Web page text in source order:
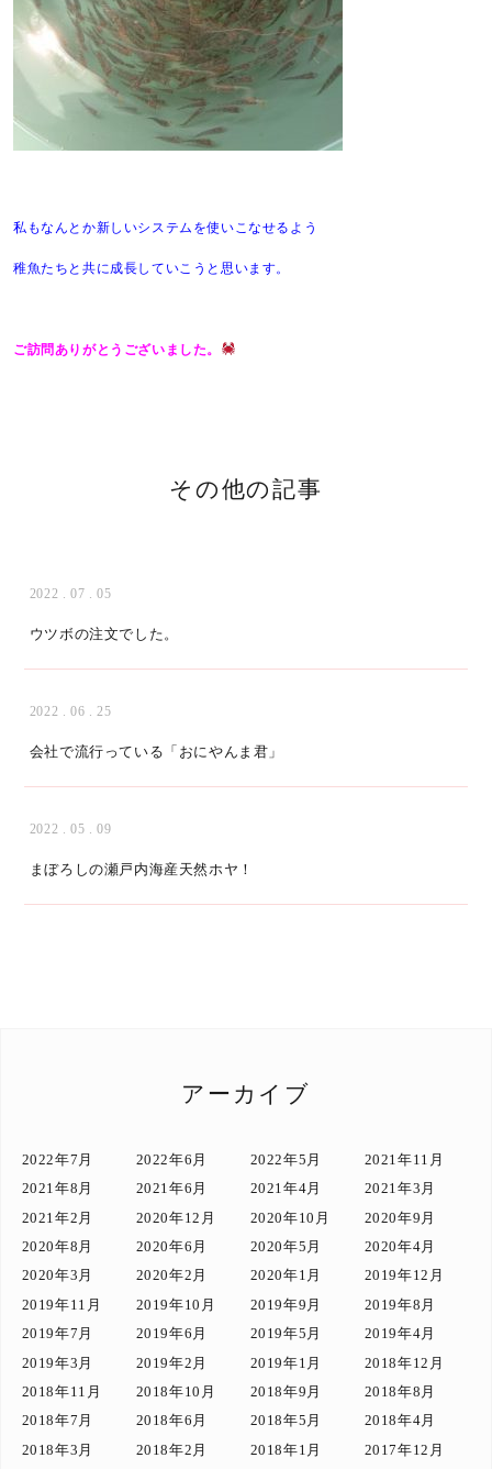
私もなんとか新しいシステムを使いこなせるよう
稚魚たちと共に成長していこうと思います。
ご訪問ありがとうございました。
その他の記事
2022 . 07 . 05
ウツボの注文でした。
2022 . 06 . 25
会社で流行っている「おにやんま君」
2022 . 05 . 09
まぼろしの瀬戸内海産天然ホヤ！
アーカイブ
2022年7月 2022年6月 2022年5月
2021年11月
2021年8月
2021年6月 2021年4月
2021年3月
2021年2月
2020年12月 2020年10月
2020年9月
2020年8月
2020年6月 2020年5月
2020年4月
2020年3月
2020年2月 2020年1月
2019年12月
2019年11月
2019年10月 2019年9月
2019年8月
2019年7月
2019年6月 2019年5月
2019年4月
2019年3月
2019年2月 2019年1月
2018年12月
2018年11月
2018年10月 2018年9月
2018年8月
2018年7月
2018年6月 2018年5月
2018年4月
2018年3月
2018年2月 2018年1月
2017年12月